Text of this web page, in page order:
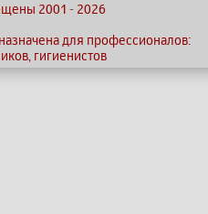
2001 - 2026
для профессионалов:
гигиенистов